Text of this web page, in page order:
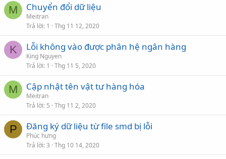
M Chuyển đổi dữ liệu
Meitran
Trả lời 1 Thg 11 12, 2020
K Lỗi không vào được phân hệ ngân hàng
King Nguyen
Trả lời 1 Thg 11 5, 2020
M Cập nhật tên vật tư hàng hóa
Meitran
Trả lời 5 Thg 11 2, 2020
P Đăng ký dữ liệu từ file smd bị lỗi
Phúc hưng
Trả lời 3 Thg 10 14, 2020